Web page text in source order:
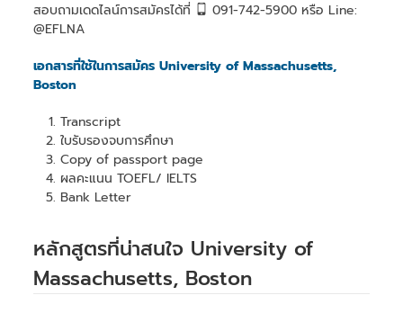
สอบถามเดดไลน์การสมัครได้ที่
091-742-5900 หรือ Line:
@EFLNA
เอกสารที่ใช้ในการสมัคร University of Massachusetts,
Boston
Transcript
ใบรับรองจบการศึกษา
Copy of passport page
ผลคะแนน TOEFL/ IELTS
Bank Letter
หลักสูตรที่น่าสนใจ University of
Massachusetts, Boston